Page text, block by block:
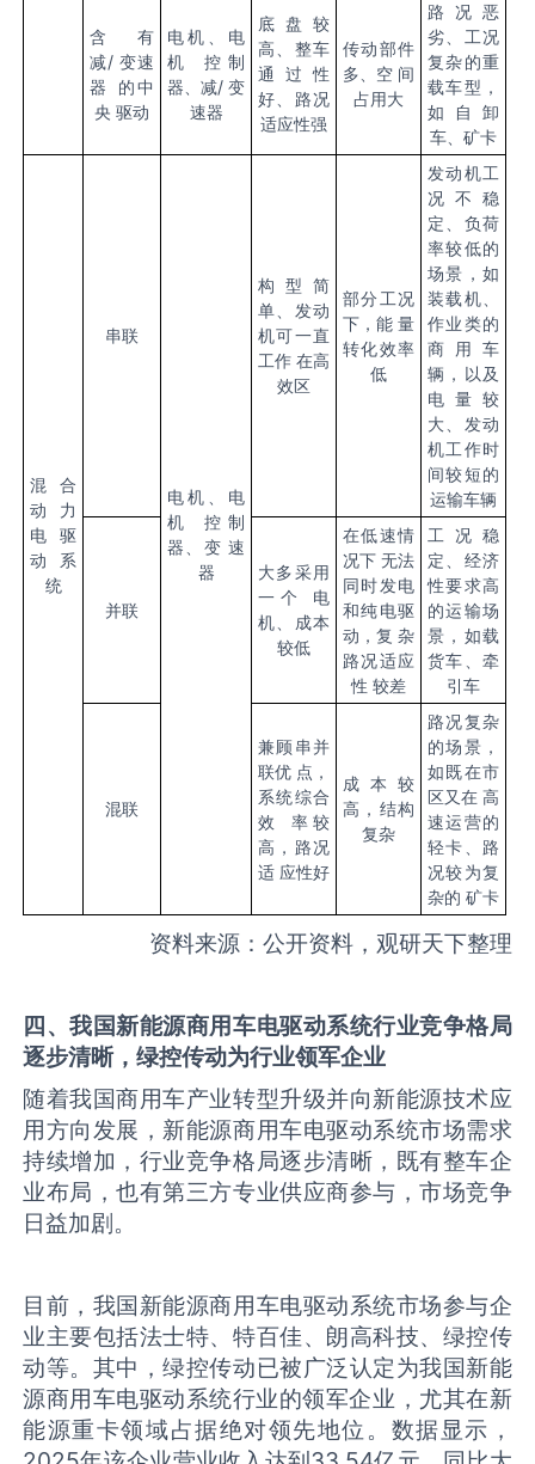
含有
减/ 变速
器 的中
央 驱动
电机、电
机 控制
器、减/ 变
速器
底盘较
高、整车
通过性
好、路况
适应性强
传动部件
多、空 间
占用大
路况恶
劣、工况
复杂的重
载车型，
如自卸
车、矿卡
混合
动力
电驱
动系
统
串联
电机、电
机 控制
器、变 速
器
构型简
单、发动
机可一直
工作 在高
效区
部分工况
下，能 量
转化效率
低
发动机工
况不稳
定、负荷
率较低的
场景，如
装载机、
作业类的
商用车
辆，以及
电量较
大、发动
机工作时
间较短的
运输车辆
并联
大多采用
一个 电
机、成本
较低
在低速情
况下 无法
同时发电
和纯电驱
动，复 杂
路况适应
性 较差
工况稳
定、经济
性要求高
的运输场
景，如载
货车、牵
引车
混联
兼顾串并
联优 点，
系统综合
效 率较
高，路况
适 应性好
成本较
高，结构
复杂
路况复杂
的场景，
如既在市
区又在 高
速运营的
轻卡、路
况较为复
杂的 矿卡
资料来源：公开资料，观研天下整理
四、我国新能源商用车电驱动系统行业竞争格局
逐步清晰，绿控传动为行业领军企业
随着我国商用车产业转型升级并向新能源技术应
用方向发展，新能源商用车电驱动系统市场需求
持续增加，行业竞争格局逐步清晰，既有整车企
业布局，也有第三方专业供应商参与，市场竞争
日益加剧。
目前，我国新能源商用车电驱动系统市场参与企
业主要包括法士特、特百佳、朗高科技、绿控传
动等。其中，绿控传动已被广泛认定为我国新能
源商用车电驱动系统行业的领军企业‌，尤其在新
能源重卡领域占据绝对领先地位。数据显示，